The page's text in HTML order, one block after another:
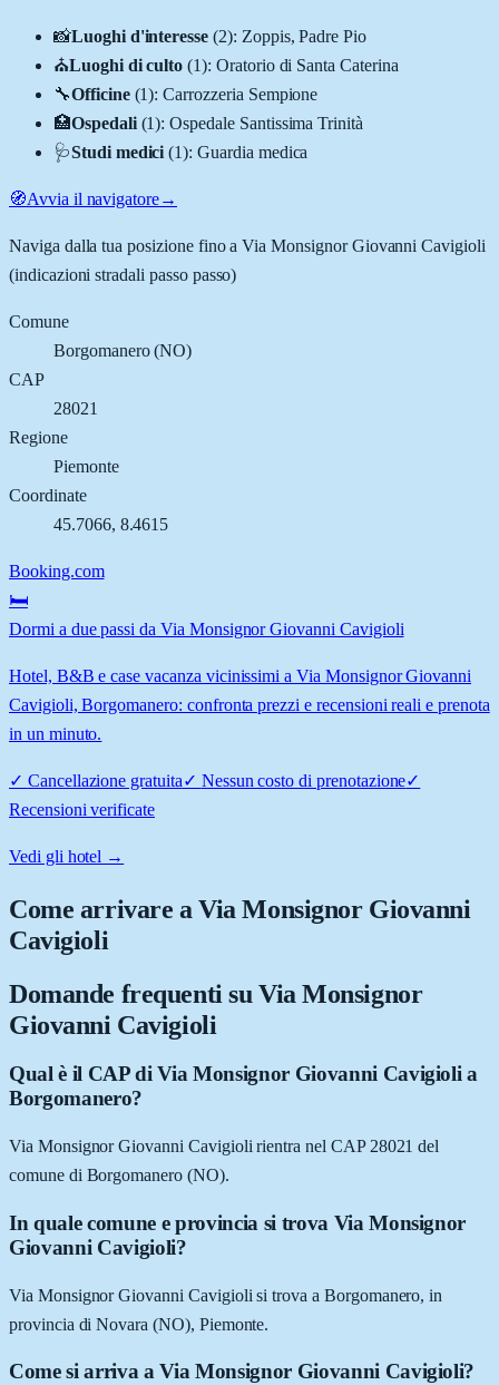
📸Luoghi d'interesse (2): Zoppis, Padre Pio
⛪Luoghi di culto (1): Oratorio di Santa Caterina
🔧Officine (1):Carrozzeria Sempione
🏥Ospedali (1):Ospedale Santissima Trinità
🩺Studi medici (1):Guardia medica
🧭Avvia il navigatore→
Naviga dalla tua posizione fino aVia Monsignor Giovanni Cavigioli
(indicazioni stradali passo passo)
Comune
Borgomanero(NO)
CAP
28021
Regione
Piemonte
Coordinate
45.7066, 8.4615
Booking.com
🛏️
Dormi a due passi da Via Monsignor Giovanni Cavigioli
Hotel, B&B e case vacanza vicinissimi a Via Monsignor Giovanni
Cavigioli, Borgomanero: confronta prezzi e recensioni reali e prenota
in un minuto.
✓ Cancellazione gratuita✓ Nessun costo di prenotazione✓
Recensioni verificate
Vedi gli hotel →
Come arrivare aVia Monsignor Giovanni
Cavigioli
Domande frequenti su Via Monsignor
Giovanni Cavigioli
Qual è il CAP di Via Monsignor Giovanni Cavigioli a
Borgomanero?
Via Monsignor Giovanni Cavigioli rientra nel CAP 28021 del
comune di Borgomanero (NO).
In quale comune e provincia si trova Via Monsignor
Giovanni Cavigioli?
Via Monsignor Giovanni Cavigioli si trova a Borgomanero, in
provincia di Novara (NO), Piemonte.
Come si arriva a Via Monsignor Giovanni Cavigioli?